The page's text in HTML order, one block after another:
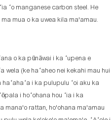
ʻo manganese carbon steel. He
mua o ka uwea kila ma'amau.
o ka pūnāwai i ka ʻupena e
wela (ke haʻaheo nei kekahi mau hui
haʻahaʻa i ka pulupulu ʻoi aku ka
i hoʻohana hou ʻia i ka
mana'o rattan, ho'ohana ma'amau